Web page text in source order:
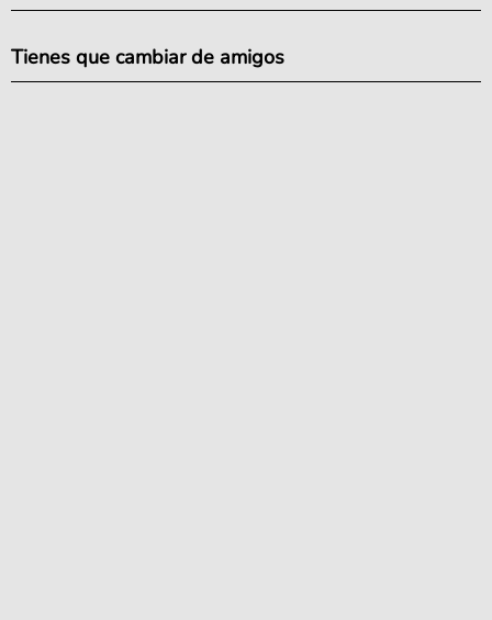
Tienes que cambiar de amigos